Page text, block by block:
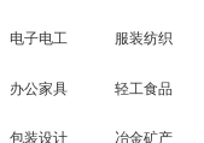
电子电工 服装纺织
办公家具 轻工食品
包装设计 冶金矿产